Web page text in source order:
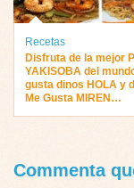
Recetas
Disfruta de la mejor
YAKISOBA del
gusta dinos HOLA y
Me Gusta MIREN…
Commenta